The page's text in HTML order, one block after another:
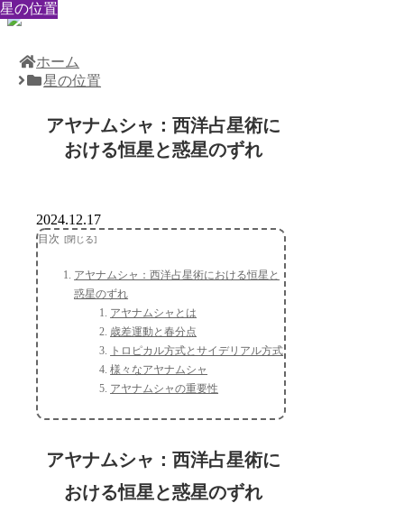
ホーム
星の位置
アヤナムシャ：西洋占星術に
おける恒星と惑星のずれ
星の位置
2024.12.17
目次
アヤナムシャ：西洋占星術における恒星と
惑星のずれ
アヤナムシャとは
歳差運動と春分点
トロピカル方式とサイデリアル方式
様々なアヤナムシャ
アヤナムシャの重要性
アヤナムシャ：西洋占星術に
おける恒星と惑星のずれ
星の位置
星の位置
星の位置
星の位置
星の位置
星の位置
星の位置
星の位置